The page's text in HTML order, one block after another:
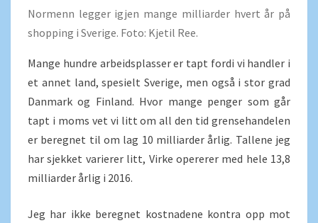
Normenn legger igjen mange milliarder hvert år på
shopping i Sverige. Foto: Kjetil Ree.
Mange hundre arbeidsplasser er tapt fordi vi handler i
et annet land, spesielt Sverige, men også i stor grad
Danmark og Finland. Hvor mange penger som går
tapt i moms vet vi litt om all den tid grensehandelen
er beregnet til om lag 10 milliarder årlig. Tallene jeg
har sjekket varierer litt, Virke opererer med hele 13,8
milliarder årlig i 2016.
Jeg har ikke beregnet kostnadene kontra opp mot